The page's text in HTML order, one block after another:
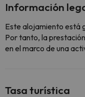
Información
Este alojamiento está
Por tanto, la
en el marco de una
Tasa turística